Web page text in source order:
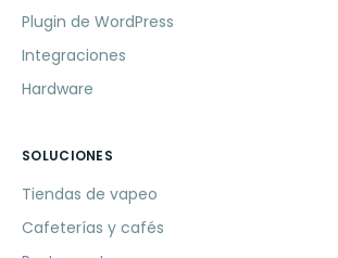
Plugin de WordPress
Integraciones
Hardware
SOLUCIONES
Tiendas de vapeo
Cafeterías y cafés